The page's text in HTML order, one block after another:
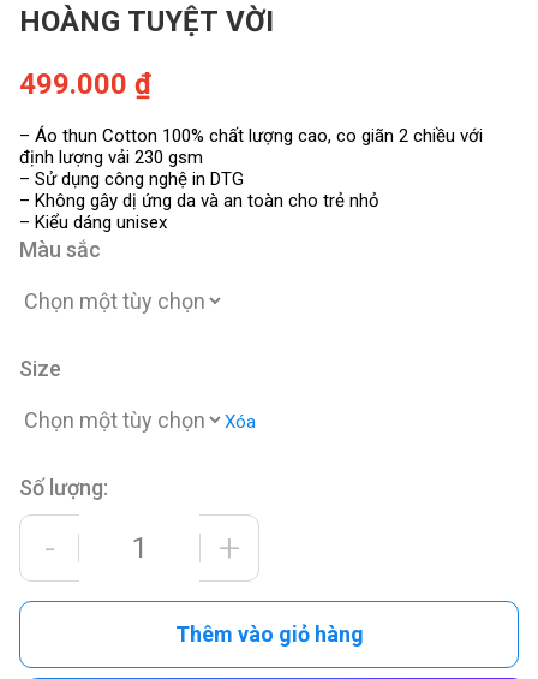
HOÀNG TUYỆT VỜI
499.000 ₫
– Áo thun Cotton 100% chất lượng cao, co giãn 2 chiều với
định lượng vải 230 gsm
– Sử dụng công nghệ in DTG
– Không gây dị ứng da và an toàn cho trẻ nhỏ
– Kiểu dáng unisex
Màu sắc
Size
Xóa
Số lượng:
ÁO
HOODIE
IN
BADLUCK
- +
Thêm vào giỏ hàng